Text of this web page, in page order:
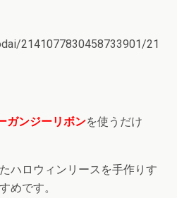
2141077830458733901/21
ガンジーリボンを使うだけ
ハロウィンリースを手作りす
めです。